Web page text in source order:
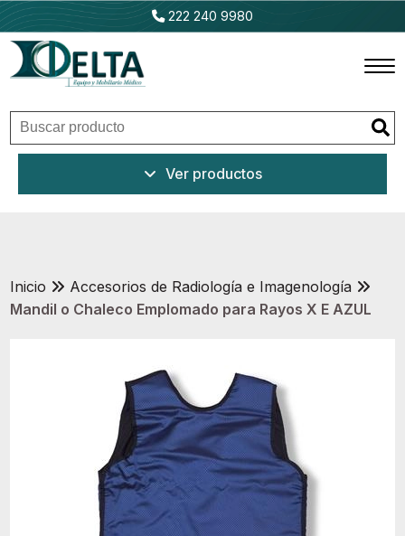
222 240 9980
Inicio
Outlet
Ver productos
Inicio
Accesorios de Radiología e Imagenología
Mandil o Chaleco Emplomado para Rayos X E AZUL